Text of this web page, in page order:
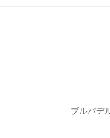
ブルパデ